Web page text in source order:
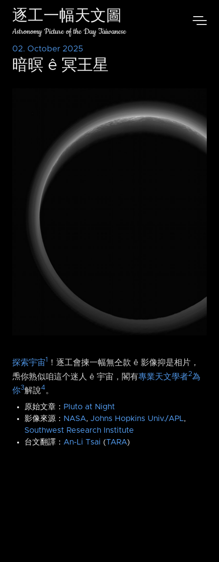
逐工一幅天文圖
Astronomy Picture of the Day Taiwanese
02. October 2025
暗暝 ê 冥王星
探索宇宙1
！逐工會揀一幅無仝款 ê 影像抑是相片，
𤆬你熟似咱這个迷人 ê 宇宙，閣有專業天文學者2為
你3解說4 。
原始文章： Pluto at Night
影像來源： NASA, Johns Hopkins Univ./APL,
Southwest Research Institute
台文翻譯： An-Li Tsai (TARA)